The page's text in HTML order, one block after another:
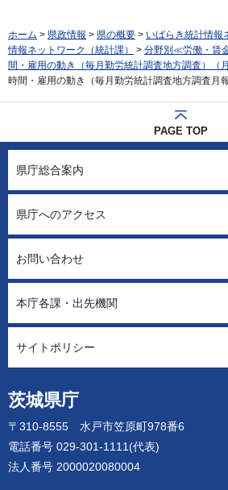
ホーム > 県政情報 > 県の概要 > いばらき統計情報
情報ネットワーク（統計課）
> 分野別≪労働・賃
間・雇用の動き（毎月勤労統計調査地方調査）（月
時間・雇用の動き（毎月勤労統計調査地方調査月
PAGE TOP
茨城県庁
〒310-8555 水戸市笠原町978番6
電話番号 029-301-1111(代表)
法人番号 2000020080004
県庁総合案内
県庁へのアクセス
お問い合わせ
本庁各課・出先機関
サイトポリシー